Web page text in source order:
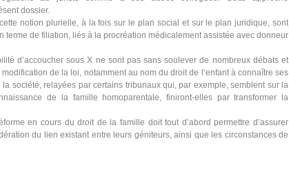
dossier.
notion plurielle, à la fois sur le plan social et sur le plan juridique, sont
terme de filiation, liés à la procréation médicalement assistée avec donneur
d’accoucher sous X ne sont pas sans soulever de nombreux débats et
de la loi, notamment au nom du droit de l’enfant à connaître ses
société, relayées par certains tribunaux qui, par exemple, semblent sur la
de la famille homoparentale, finiront-elles par transformer la
en cours du droit de la famille doit tout d’abord permettre d’assurer
du lien existant entre leurs géniteurs, ainsi que les circonstances de